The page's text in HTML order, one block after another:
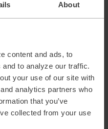
About
content and ads, to
to analyze our traffic.
your use of our site with
analytics partners who
that you’ve
collected from your use
van de wereld. En
hangt voor een
Heb je het naar je zin
En hoe kunnen we je
blog staan een aantal
de vragen de je kunt
zelf kunt stellen tijdens